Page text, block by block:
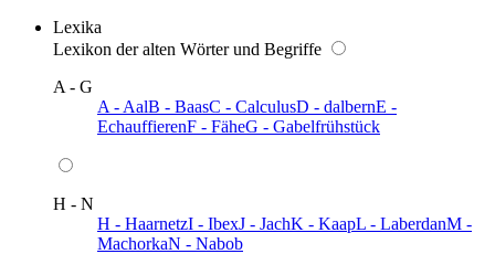
Lexika
Lexikon der alten Wörter und Begriffe
A - G
A - AalB - BaasC - CalculusD - dalbernE -
EchauffierenF - FäheG - Gabelfrühstück
H - N
H - HaarnetzI - IbexJ - JachK - KaapL - LaberdanM -
MachorkaN - Nabob